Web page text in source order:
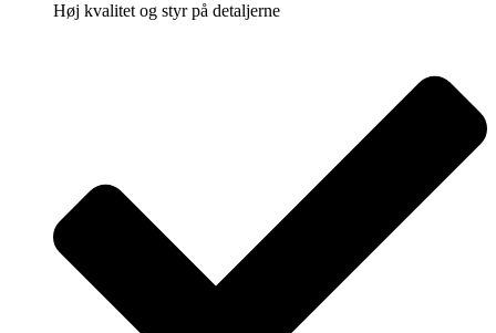
Høj kvalitet og styr på detaljerne